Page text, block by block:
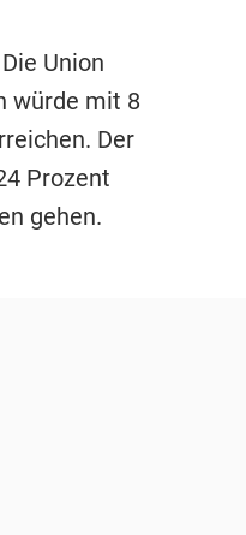
Union
würde mit 8
Der
Prozent
gehen.